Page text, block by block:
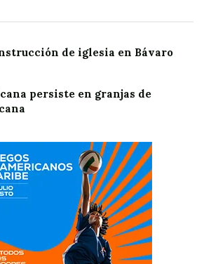
de iglesia en Bávaro
persiste en granjas de